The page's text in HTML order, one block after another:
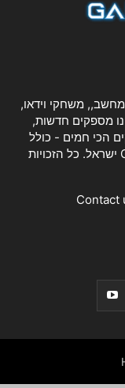
משחקי וידאו,
מספקים חדשות,
הכי חמים - כולל
משחקים ישראלים.©2026 GamersPack ישראל. כל הזכויות
Contact